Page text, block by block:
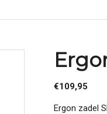
€109,95
Ergon zadel